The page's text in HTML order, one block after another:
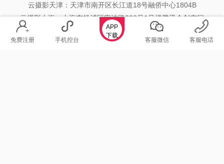
云摄影天津：天津市南开区长江道18号融侨中心1804B
云摄影上海：上海市杨浦区安波路998号1号楼腾讯众创空间
云摄影苏州：江苏省苏州市高新区百创汇503-02室
云摄影郑州：郑州市惠济区英才街惠弘新园1120室
免费注册 手机控台
APP
下载
客服微信 客服电话